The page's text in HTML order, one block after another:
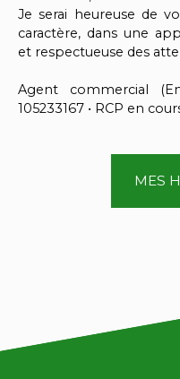
Je serai heureuse de
caractère, dans une
et respectueuse des
Agent commercial
105233167 • RCP en
MES